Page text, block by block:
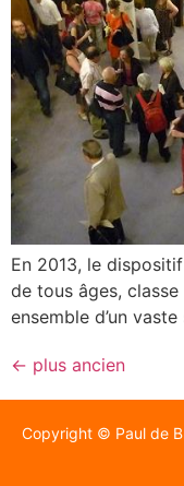
En 2013, le
de tous âges,
ensemble d’un
← plus ancien
Copyright © Paul de